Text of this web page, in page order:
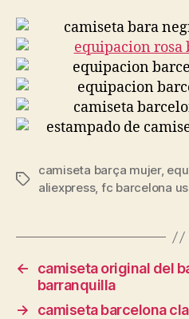
Etiquetas
camiseta barça mujer,
aliexpress, fc barcelona
←
camiseta original del
barranquilla
→
camiseta barcelona